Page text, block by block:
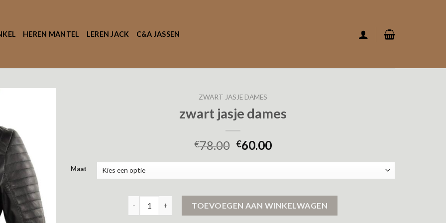
HEREN MANTEL LEREN JACK C&A JASSEN
ZWART JASJE DAMES
zwart jasje dames
€78.00 €60.00
Maat
TOEVOEGEN AAN WINKELWAGEN